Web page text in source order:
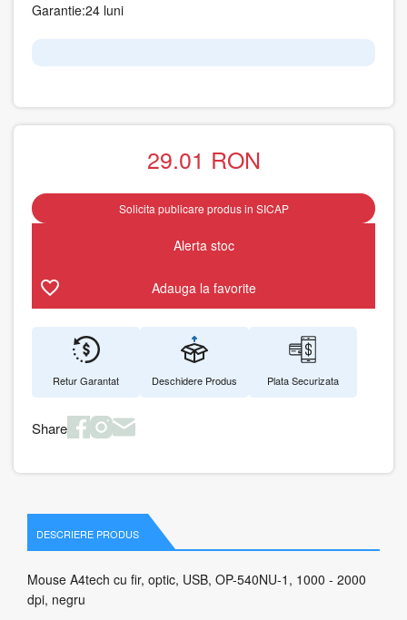
Garantie:24 luni
29.01 RON
Solicita publicare produs in SICAP
Alerta stoc
Adauga la favorite
Retur Garantat Deschidere Produs Plata Securizata
Share
DESCRIERE PRODUS
Mouse A4tech cu fir, optic, USB, OP-540NU-1, 1000 - 2000
dpi, negru